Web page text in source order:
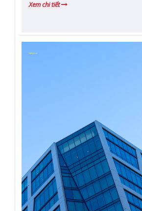
Xem chi tiết